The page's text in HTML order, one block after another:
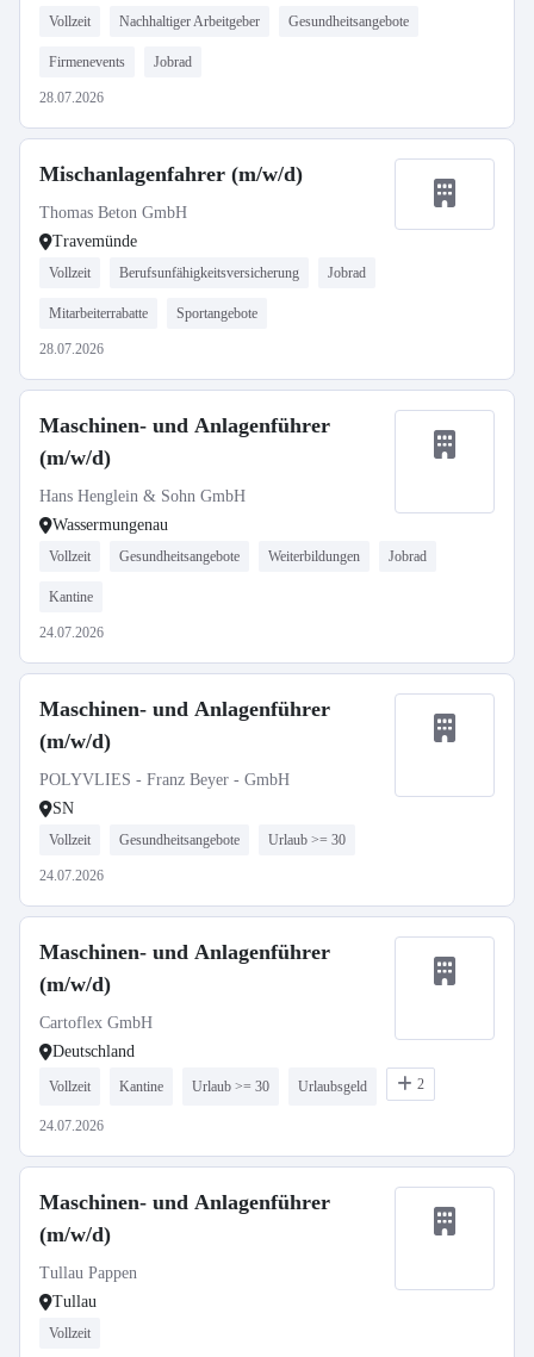
Vollzeit Nachhaltiger Arbeitgeber Gesundheitsangebote
Firmenevents Jobrad
28.07.2026
Mischanlagenfahrer (m/w/d)
Thomas Beton GmbH
Travemünde
Vollzeit Berufsunfähigkeitsversicherung Jobrad
Mitarbeiterrabatte Sportangebote
28.07.2026
Maschinen- und Anlagenführer
(m/w/d)
Hans Henglein & Sohn GmbH
Wassermungenau
Vollzeit Gesundheitsangebote Weiterbildungen Jobrad
Kantine
24.07.2026
Maschinen- und Anlagenführer
(m/w/d)
POLYVLIES - Franz Beyer - GmbH
SN
Vollzeit Gesundheitsangebote Urlaub >= 30
24.07.2026
Maschinen- und Anlagenführer
(m/w/d)
Cartoflex GmbH
Deutschland
Vollzeit Kantine Urlaub >= 30 Urlaubsgeld 2
24.07.2026
Maschinen- und Anlagenführer
(m/w/d)
Tullau Pappen
Tullau
Vollzeit